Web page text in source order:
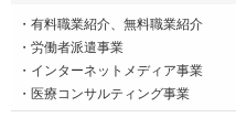
・有料職業紹介、無料職業紹介
・労働者派遣事業
・インターネットメディア事業
・医療コンサルティング事業